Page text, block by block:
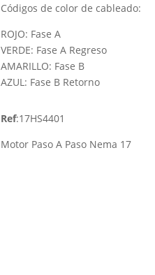
Códigos de color de cableado:
ROJO: Fase A
VERDE: Fase A Regreso
AMARILLO: Fase B
AZUL: Fase B Retorno
Ref:17HS4401
Motor Paso A Paso Nema 17